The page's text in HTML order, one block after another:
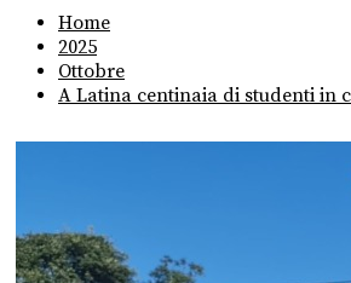
Home
2025
Ottobre
A Latina centinaia di studenti in